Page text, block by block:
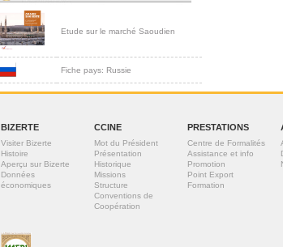
Etude sur le marché Saoudien
Fiche pays: Russie
BIZERTE
Visiter Bizerte
Histoire
Aperçu sur Bizerte
Données
économiques
CCINE
Mot du Président
Présentation
Historique
Missions
Structure
Conventions de
Coopération
PRESTATIONS
Centre de Formalités
Assistance et info
Promotion
Point Export
Formation